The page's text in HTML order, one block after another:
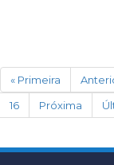
« Primeira
16
Próxima